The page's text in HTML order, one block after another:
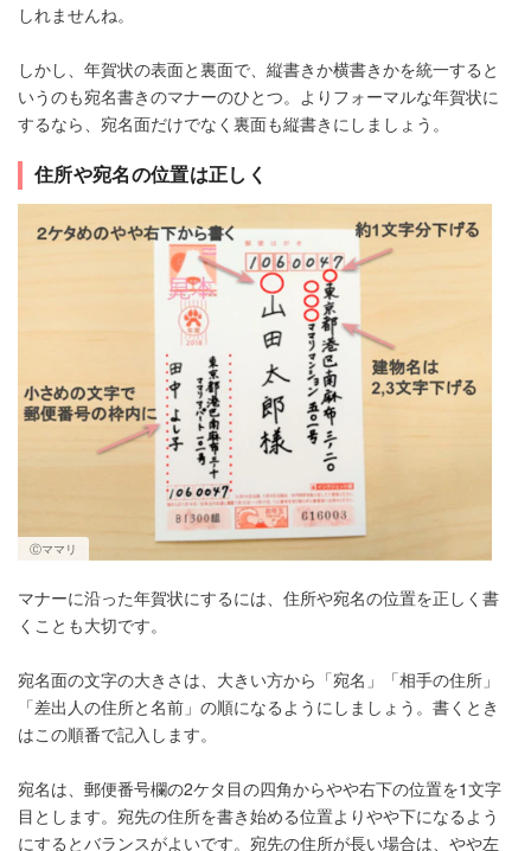
しれませんね。
しかし、年賀状の表面と裏面で、縦書きか横書きかを統一すると
いうのも宛名書きのマナーのひとつ。よりフォーマルな年賀状に
するなら、宛名面だけでなく裏面も縦書きにしましょう。
住所や宛名の位置は正しく
Ⓒママリ
マナーに沿った年賀状にするには、住所や宛名の位置を正しく書
くことも大切です。
宛名面の文字の大きさは、大きい方から「宛名」「相手の住所」
「差出人の住所と名前」の順になるようにしましょう。書くとき
はこの順番で記入します。
宛名は、郵便番号欄の2ケタ目の四角からやや右下の位置を1文字
目とします。宛先の住所を書き始める位置よりやや下になるよう
にするとバランスがよいです。宛先の住所が長い場合は、やや左